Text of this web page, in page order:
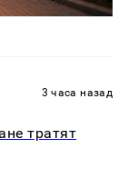
3 часа назад
тратят